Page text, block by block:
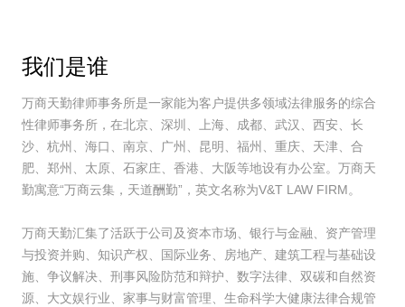
我们是谁
万商天勤律师事务所是一家能为客户提供多领域法律服务的综合
性律师事务所，在北京、深圳、上海、成都、武汉、西安、长
沙、杭州、海口、南京、广州、昆明、福州、重庆、天津、合
肥、郑州、太原、石家庄、香港、大阪等地设有办公室。万商天
勤寓意“万商云集，天道酬勤”，英文名称为V&T LAW FIRM。
万商天勤汇集了活跃于公司及资本市场、银行与金融、资产管理
与投资并购、知识产权、国际业务、房地产、建筑工程与基础设
施、争议解决、刑事风险防范和辩护、数字法律、双碳和自然资
源、大文娱行业、家事与财富管理、生命科学大健康法律合规管